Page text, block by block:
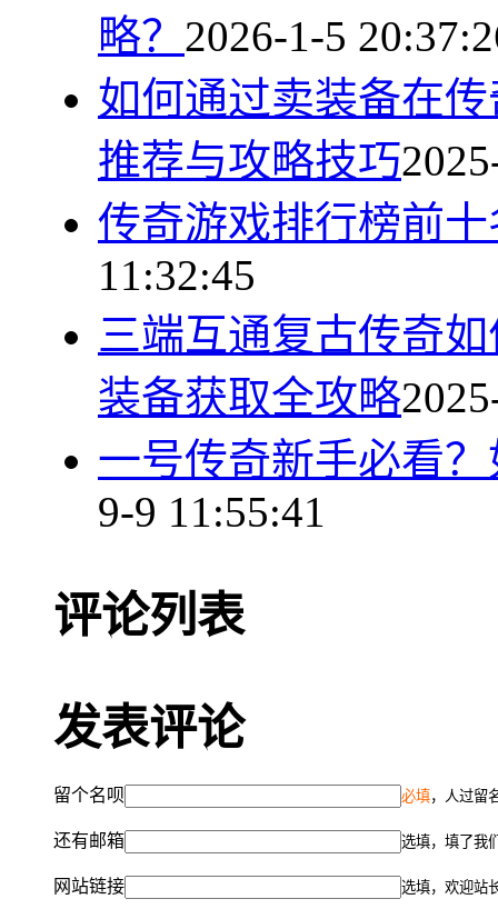
略？ 2026-1-5
如何通过卖装备在
推荐与攻略技巧
传奇游戏排行榜前
11:32:45
三端互通复古传奇
装备获取全攻略
一号传奇新手必看
9-9 11:55:41
评论列表
发表评论
留个名呗 必填，人过留
还有邮箱 选填，填了我
网站链接 选填，欢迎站